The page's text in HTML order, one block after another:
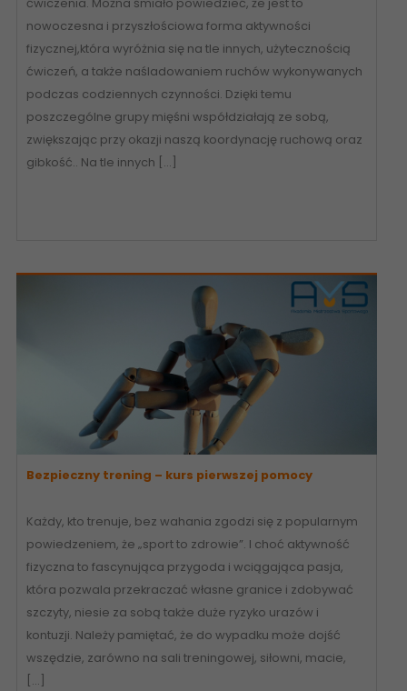
ćwiczenia. Można śmiało powiedzieć, że jest to
nowoczesna i przyszłościowa forma aktywności
fizycznej,która wyróżnia się na tle innych, użytecznością
ćwiczeń, a także naśladowaniem ruchów wykonywanych
podczas codziennych czynności. Dzięki temu
poszczególne grupy mięśni współdziałają ze sobą,
zwiększając przy okazji naszą koordynację ruchową oraz
gibkość.. Na tle innych […]
Bezpieczny trening – kurs pierwszej pomocy
Każdy, kto trenuje, bez wahania zgodzi się z popularnym
powiedzeniem, że „sport to zdrowie”. I choć aktywność
fizyczna to fascynująca przygoda i wciągająca pasja,
która pozwala przekraczać własne granice i zdobywać
szczyty, niesie za sobą także duże ryzyko urazów i
kontuzji. Należy pamiętać, że do wypadku może dojść
wszędzie, zarówno na sali treningowej, siłowni, macie,
[…]